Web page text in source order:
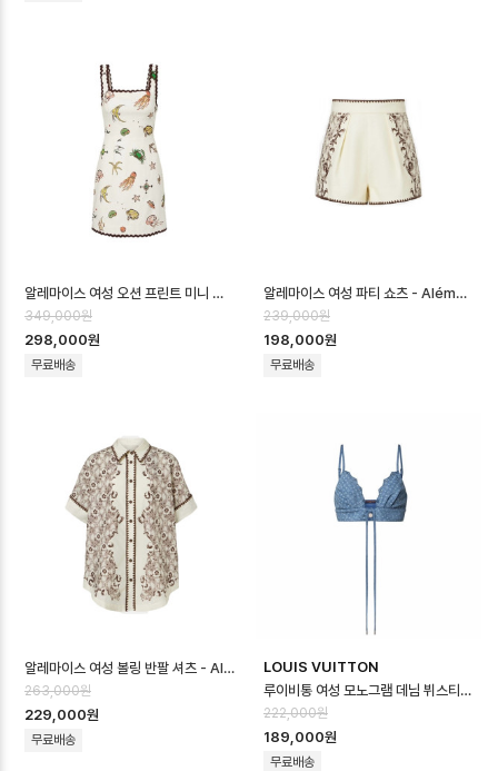
알레마이스 여성 오션 프린트 미니 드레스 - Alémais Womens Ocean Prin…
349,000원
298,000원
무료배송
알레마이스 여성 파티 쇼츠 - Alémais Womens Party Shorts - aec…
239,000원
198,000원
무료배송
알레마이스 여성 볼링 반팔 셔츠 - Alémais Womens Bowling Shirt -…
263,000원
229,000원
무료배송
LOUIS VUITTON
루이비통 여성 모노그램 데님 뷔스티에 - Louis vuitton Womens Monogr…
222,000원
189,000원
무료배송